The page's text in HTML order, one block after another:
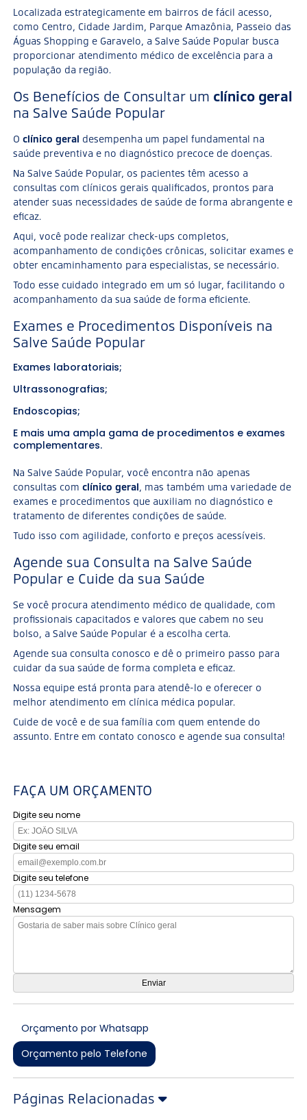
Localizada estrategicamente em bairros de fácil acesso,
como Centro, Cidade Jardim, Parque Amazônia, Passeio das
Águas Shopping e Garavelo, a Salve Saúde Popular busca
proporcionar atendimento médico de excelência para a
população da região.
Os Benefícios de Consultar um clínico geral
na Salve Saúde Popular
Oclínico geral desempenha um papel fundamental na
saúde preventiva e no diagnóstico precoce de doenças.
Na Salve Saúde Popular, os pacientes têm acesso a
consultas com clínicos gerais qualificados, prontos para
atender suas necessidades de saúde de forma abrangente e
eficaz.
Aqui, você pode realizar check-ups completos,
acompanhamento de condições crônicas, solicitar exames e
obter encaminhamento para especialistas, se necessário.
Todo esse cuidado integrado em um só lugar, facilitando o
acompanhamento da sua saúde de forma eficiente.
Exames e Procedimentos Disponíveis na
Salve Saúde Popular
Exames laboratoriais;
Ultrassonografias;
Endoscopias;
E mais uma ampla gama de procedimentos e exames
complementares.
Na Salve Saúde Popular, você encontra não apenas
consultas comclínico geral, mas também uma variedade de
exames e procedimentos que auxiliam no diagnóstico e
tratamento de diferentes condições de saúde.
Tudo isso com agilidade, conforto e preços acessíveis.
Agende sua Consulta na Salve Saúde
Popular e Cuide da sua Saúde
Se você procura atendimento médico de qualidade, com
profissionais capacitados e valores que cabem no seu
bolso, a Salve Saúde Popular é a escolha certa.
Agende sua consulta conosco e dê o primeiro passo para
cuidar da sua saúde de forma completa e eficaz.
Nossa equipe está pronta para atendê-lo e oferecer o
melhor atendimento em clínica médica popular.
Cuide de você e de sua família com quem entende do
assunto. Entre em contato conosco e agende sua consulta!
FAÇA UM ORÇAMENTO
Digite seu nome
Digite seu email
Digite seu telefone
Mensagem
Orçamento por Whatsapp
Orçamento pelo Telefone
Páginas Relacionadas